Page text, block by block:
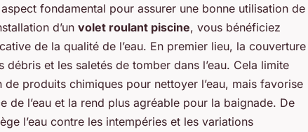
aspect fondamental pour assurer une bonne utilisation de
d’un volet roulant piscine, vous bénéficiez
de la qualité de l’eau. En premier lieu, la couverture
débris et les saletés de tomber dans l’eau. Cela limite
de produits chimiques pour nettoyer l’eau, mais favorise
de l’eau et la rend plus agréable pour la baignade. De
l’eau contre les intempéries et les variations